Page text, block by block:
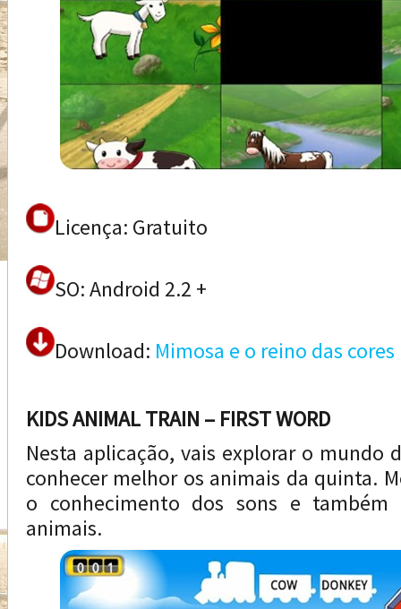
Licença: Gratuito
SO: Android 2.2 +
Download: Mimosa e o reino das cores
KIDS ANIMAL TRAIN – FIRST WORD
Nesta aplicação, vais explorar o mundo
conhecer melhor os animais da quinta.
o conhecimento dos sons e
animais.